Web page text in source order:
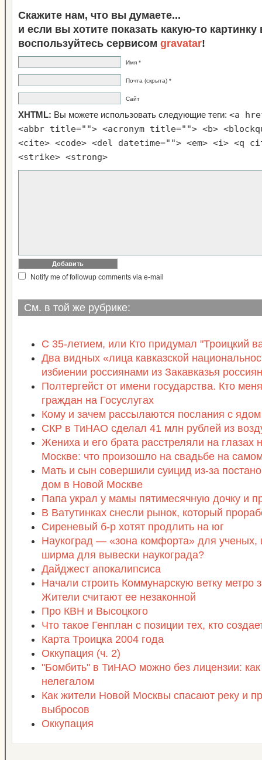
Скажите нам, что вы думаете...
и если вы хотите показать какую-то
воспользуйтесь сервисом gravatar!
Имя *
Почта (скрыта) *
Сайт
XHTML: Вы можете использовать следующие теги: <a
<abbr title=""> <acronym title=""> <b>
<cite> <code> <del datetime=""> <em> <i> <q
<strike> <strong>
Notify me of followup comments via e-mail
См. в той же рубрике:
С 35-летием, или Кто придумал "Троицкий
Два видных «лица кавказской
избиении россиянами из Закавказья
Полтергейст от имени государства. Кто
граждан на Госуслугах
Кому и зачем рассылаются послания с ядом
СКР в ТиНАО сделал 41 млн рублей из
Жениха и его брата расстреляли на глазах
Москве: что произошло на свадьбе на
Мать и сын совершили суицид из-за
дом в Новой Москве
Папа украл у мамы пятимесячную дочку и
В Ватутинках снесли рынок, который
Сиреневый б-р хотят продлить на юг
Наукоград — «зона комфорта» для
ширма для вывески наукограда?
Дайджест апокалипсиса
Начали строить Коммунарскую ветку метро
Жители считают ее незаконной
Про КВН и Высоцкого
Что такое Генплан с позиции тех, кто
Карта Троицка 2004 года
Оккупация (ч. 2)
"Бомбить" в ТиНАО можно без лицензии:
нелегалом
Как жители Новой Москвы спасают реку и
выбросов
Оккупация